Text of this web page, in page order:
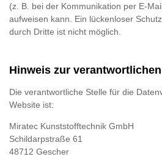
(z. B. bei der Kommunikation per E-
aufweisen kann. Ein lückenloser
durch Dritte ist nicht möglich.
Hinweis zur
Die verantwortliche Stelle für die
Website ist:
Mi­ra­tec Kunst­stoff­tech­nik GmbH
Schildarp­stra­ße 61
48712 Ge­scher